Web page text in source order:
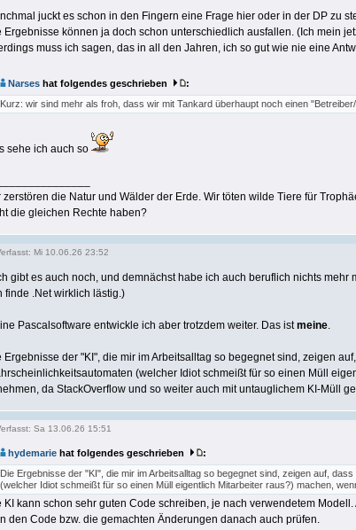
juckt es schon in den Fingern eine Frage hier oder in der DP zu
Ergebnisse können ja doch schon unterschiedlich ausfallen. (Ich mein
muss ich sagen, das in all den Jahren, ich so gut wie nie eine
Narseshat folgendes geschrieben
:
Kurz: wir sind mehr als froh, dass wir mit Tankard überhaupt noch einen
sehe ich auch so
zerstören die Natur und Wälder der Erde. Wir töten wilde Tiere für
die gleichen Rechte haben?
Mi 10.06.26 23:52
gibt es auch noch, und demnächst habe ich auch beruflich nichts mehr
finde .Net wirklich lästig.)
Pascalsoftware entwickle ich aber trotzdem weiter. Das istmeine.
Ergebnisse der "KI", die mir im Arbeitsalltag so begegnet sind, zeigen
(welcher Idiot schmeißt für so einen Müll
da StackOverflow und so weiter auch mit untauglichem KI-Müll
Sa 13.06.26 15:51
hydemariehat folgendes geschrieben
:
Die Ergebnisse der "KI", die mir im Arbeitsalltag so begegnet sind, zeigen auf,
(welcher Idiot schmeißt für so einen Müll eigentlich Mitarbeiter raus?) machen,
KI kann schon sehr guten Code schreiben, je nach verwendetem
den Code bzw. die gemachten Änderungen danach auch prüfen.